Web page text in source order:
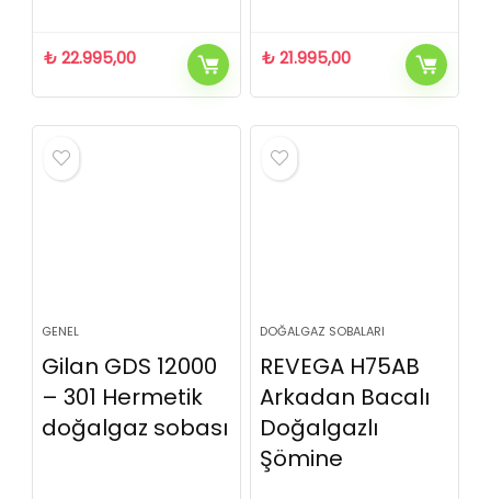
₺22.995,00 ₺21.995,00
GENEL
Gilan GDS 12000
– 301 Hermetik
doğalgaz sobası
DOĞALGAZ SOBALARI
REVEGA H75AB
Arkadan Bacalı
Doğalgazlı
Şömine